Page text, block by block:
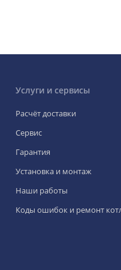
Услуги и сервисы
Расчёт доставки
Сервис
Гарантия
Установка и монтаж
Наши работы
Коды ошибок и ремонт